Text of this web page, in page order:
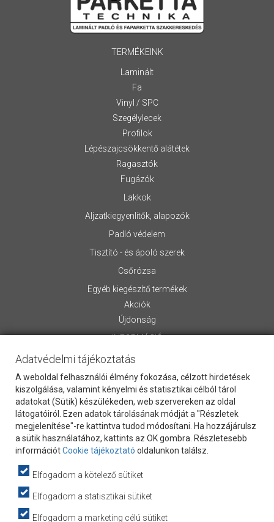
TERMÉKEINK
Laminált
Fa
Vinyl / SPC
Szegélylecek
Profilok
Lépészajcsökkentő alátétek
Ragasztók
Fugázók
Lakkok
Aljzatkiegyenlítők, alapozók
Padló védelem
Tisztító - és ápoló szerek
Csőrózsa
Egyéb kiegészítő termékek
Akciók
Újdonság
INFORMÁCIÓ
Rólunk
Általános Szerződési Feltételek
Szállítási információk
Letölthető anyagok
Kapcsolat
Vevőszolgálat
Cookie Szabályzat
Hasznos információk
webpartners
Adatvédelmi tájékoztatás
A weboldal felhasználói élmény fokozása, célzott hirdetések
kiszolgálása, valamint kényelmi és statisztikai célból tárol
adatokat (Sütik) készülékeden, web szervereken az oldal
látogatóiról. Ezen adatok tárolásának módját a "Részletek
megjelenítése"-re kattintva tudod módosítani. Ha hozzájárulsz
a sütik használatához, kattints az OK gombra. Részletesebb
információtCookie tájékoztató oldalunkon találsz.
Elfogadom a kötelező sütiket
Elfogadom a statisztikai sütiket
Elfogadom a marketing célú sütiket